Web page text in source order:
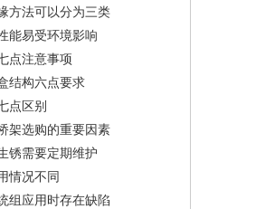
方法可以分为三类
能易受环境影响
点注意事项
结构六点要求
点区别
架选购的重要因素
锈需要定期维护
情况不同
组应用时存在缺陷